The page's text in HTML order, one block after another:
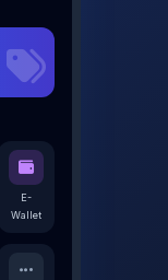
E-
Wallet